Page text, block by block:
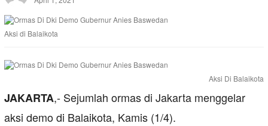
Aksi di Balaikota
Aksi Di Balaikota
JAKARTA,- Sejumlah ormas di Jakarta menggelar
aksi demo di Balaikota, Kamis (1/4).